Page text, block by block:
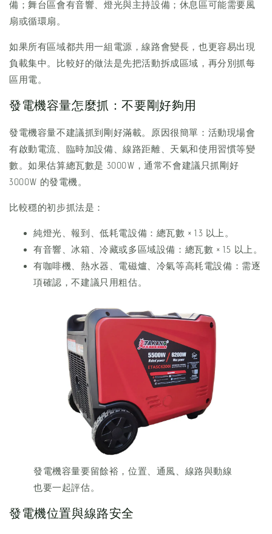
備；舞台區會有音響、燈光與主持設備；休息區可能需要風
扇或循環扇。
如果所有區域都共用一組電源，線路會變長，也更容易出現
負載集中。比較好的做法是先把活動拆成區域，再分別抓每
區用電。
發電機容量怎麼抓：不要剛好夠用
發電機容量不建議抓到剛好滿載。原因很簡單：活動現場會
有啟動電流、臨時加設備、線路距離、天氣和使用習慣等變
數。如果估算總瓦數是 3000W，通常不會建議只抓剛好
3000W 的發電機。
比較穩的初步抓法是：
純燈光、報到、低耗電設備：總瓦數 × 1.3 以上。
有音響、冰箱、冷藏或多區域設備：總瓦數 × 1.5 以上。
有咖啡機、熱水器、電磁爐、冷氣等高耗電設備：需逐
項確認，不建議只用粗估。
發電機容量要留餘裕，位置、通風、線路與動線
也要一起評估。
發電機位置與線路安全